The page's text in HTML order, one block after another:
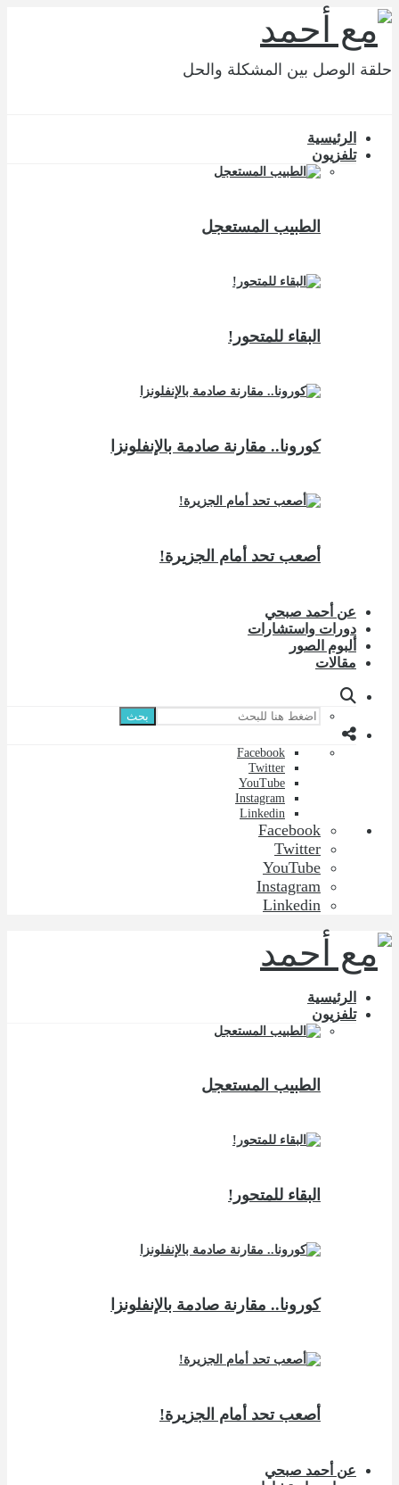
حلقة الوصل بين المشكلة والحل
الرئيسية
تلفزيون
الطبيب المستعجل
البقاء للمتحور!
كورونا.. مقارنة صادمة بالإنفلونزا
أصعب تحد أمام الجزيرة!
عن أحمد صبحي
دورات واستشارات
ألبوم الصور
مقالات
بحث
Facebook
Twitter
YouTube
Instagram
Linkedin
Facebook
Twitter
YouTube
Instagram
Linkedin
الرئيسية
تلفزيون
الطبيب المستعجل
البقاء للمتحور!
كورونا.. مقارنة صادمة بالإنفلونزا
أصعب تحد أمام الجزيرة!
عن أحمد صبحي